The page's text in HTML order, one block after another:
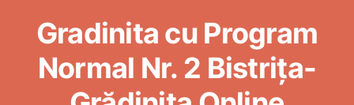
Gradinita cu Program
Normal Nr. 2 Bistrița-